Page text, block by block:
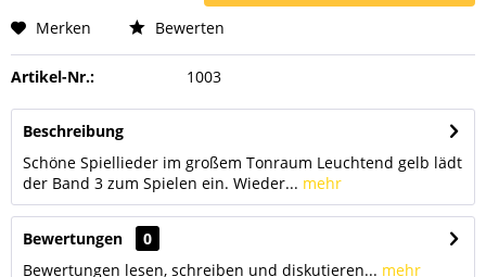
Merken Bewerten
Artikel-Nr.: 1003
Beschreibung
Schöne Spiellieder im großem Tonraum Leuchtend gelb lädt
der Band 3 zum Spielen ein. Wieder... mehr
Bewertungen
0
Bewertungen lesen, schreiben und diskutieren... mehr